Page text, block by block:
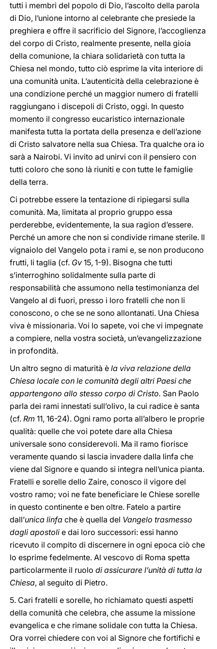
tutti i membri del popolo di Dio, l’ascolto della parola
di Dio, l’unione intorno al celebrante che presiede la
preghiera e offre il sacrificio del Signore, l’accoglienza
del corpo di Cristo, realmente presente, nella gioia
della comunione, la chiara solidarietà con tutta la
Chiesa nel mondo, tutto ciò esprime la vita interiore di
una comunità unita. L’autenticità della celebrazione è
una condizione perché un maggior numero di fratelli
raggiungano i discepoli di Cristo, oggi. In questo
momento il congresso eucaristico internazionale
manifesta tutta la portata della presenza e dell’azione
di Cristo salvatore nella sua Chiesa. Tra qualche ora io
sarà a Nairobi. Vi invito ad unirvi con il pensiero con
tutti coloro che sono là riuniti e con tutte le famiglie
della terra.
Ci potrebbe essere la tentazione di ripiegarsi sulla
comunità. Ma, limitata al proprio gruppo essa
perderebbe, evidentemente, la sua ragion d’essere.
Perché un amore che non si condivide rimane sterile. Il
vignaiolo del Vangelo pota i rami e, se non producono
frutti, li taglia (cf. Gv 15, 1-9). Bisogna che tutti
s’interroghino solidalmente sulla parte di
responsabilità che assumono nella testimonianza del
Vangelo al di fuori, presso i loro fratelli che non li
conoscono, o che se ne sono allontanati. Una Chiesa
viva è missionaria. Voi lo sapete, voi che vi impegnate
a compiere, nella vostra società, un’evangelizzazione
in profondità.
Un altro segno di maturità è la viva relazione della
Chiesa locale con le comunità degli altri Paesi che
appartengono allo stesso corpo di Cristo. San Paolo
parla dei rami innestati sull’olivo, la cui radice è santa
(cf. Rm 11, 16-24). Ogni ramo porta all’albero le proprie
qualità: quelle che voi potete dare alla Chiesa
universale sono considerevoli. Ma il ramo fiorisce
veramente quando si lascia invadere dalla linfa che
viene dal Signore e quando si integra nell’unica pianta.
Fratelli e sorelle dello Zaire, conosco il vigore del
vostro ramo; voi ne fate beneficiare le Chiese sorelle
in questo continente e ben oltre. Fatelo a partire
dall’unica linfa che è quella del Vangelo trasmesso
dagli apostoli e dai loro successori: essi hanno
ricevuto il compito di discernere in ogni epoca ciò che
lo esprime fedelmente. Al vescovo di Roma spetta
particolarmente il ruolo di assicurare l’unità di tutta la
Chiesa, al seguito di Pietro.
5. Cari fratelli e sorelle, ho richiamato questi aspetti
della comunità che celebra, che assume la missione
evangelica e che rimane solidale con tutta la Chiesa.
Ora vorrei chiedere con voi al Signore che fortifichi e